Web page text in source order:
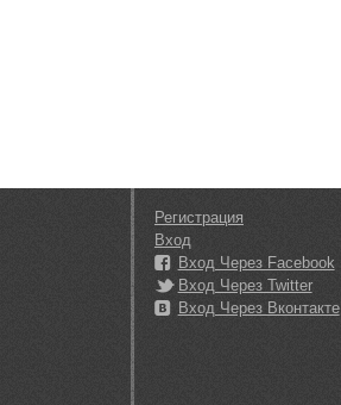
Регистрация
Вход
Вход Через Facebook
Вход Через Twitter
Вход Через Вконтакте